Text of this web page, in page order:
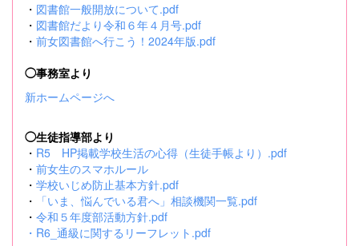
・ 図書館一般開放について.pdf
・ 図書館だより令和６年４月号.pdf
・ 前女図書館へ行こう！2024年版.pdf
◯事務室より
新ホームページへ
◯生徒指導部より
・ R5 HP掲載学校生活の心得（生徒手帳より）.pdf
・ 前女生のスマホルール
・ 学校いじめ防止基本方針.pdf
・
「いま、悩んでいる君へ」相談機関一覧.pdf
・ 令和５年度部活動方針.pdf
・ R6_通級に関するリーフレット.pdf